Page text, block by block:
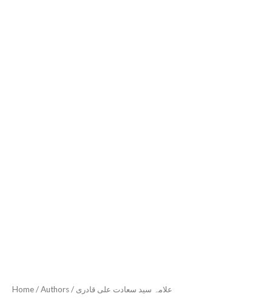
Home / Authors / علامہ سید سعادت علی قادری